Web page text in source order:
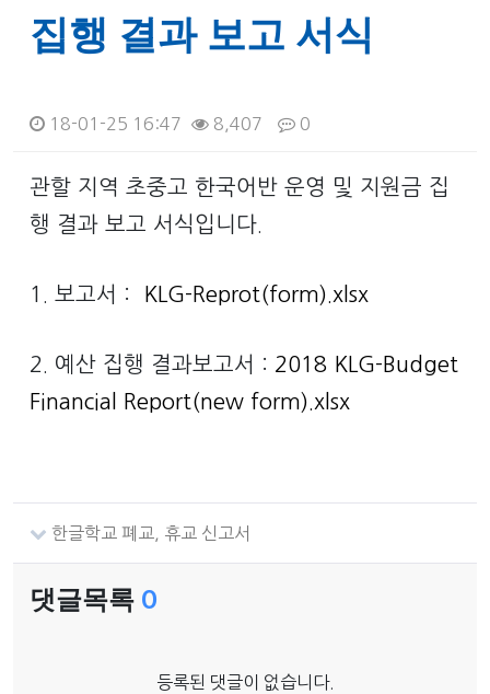
집행 결과 보고 서식
18-01-25 16:47 8,407 0
본문
관할 지역 초중고 한국어반 운영 및 지원금 집
행 결과 보고 서식입니다.
1. 보고서 : KLG-Reprot(form).xlsx
2. 예산 집행 결과보고서 : 2018 KLG-Budget
Financial Report(new form).xlsx
한글학교 폐교, 휴교 신고서
댓글목록 0
등록된 댓글이 없습니다.